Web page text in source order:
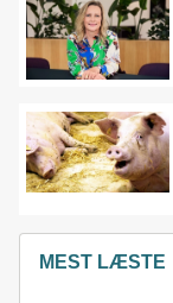
MEST LÆSTE